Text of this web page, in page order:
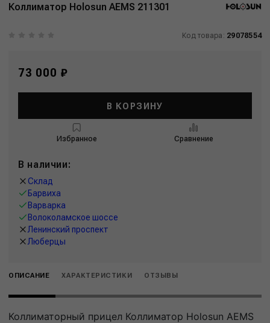
Коллиматор Holosun AEMS 211301
Код товара: 29078554
73 000 ₽
В КОРЗИНУ
Избранное Сравнение
В наличии:
Склад
Барвиха
Варварка
Волоколамское шоссе
Ленинский проспект
Люберцы
ОПИСАНИЕ ХАРАКТЕРИСТИКИ ОТЗЫВЫ
Коллиматорный прицел Коллиматор Holosun AEMS